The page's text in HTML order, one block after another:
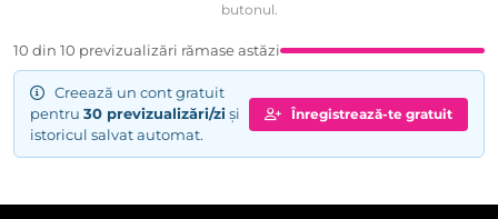
butonul.
10 din 10 previzualizări rămase astăzi
Creează un cont gratuit
pentru 30 previzualizări/zi și
istoricul salvat automat.
Înregistrează-te gratuit